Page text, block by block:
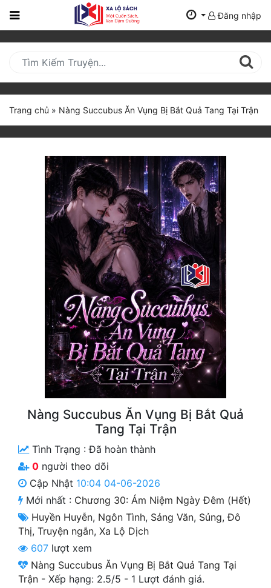
Trang
Mới
Cập
Nhật
(current)
Truyện Mới Ra
Truyện Convert
Truyện Nhập Môn
Truyện ngắn
Cung Đấu
Cạnh Kỹ
Cổ Tiên Hiệp
Cổ Đại
Du Hí
Đăng nhập
Trang chủ » Nàng Succubus Ăn Vụng Bị Bắt Quả Tang Tại Trận
Nàng Succubus Ăn Vụng Bị Bắt Quả
Tang Tại Trận
Tình Trạng :Đã hoàn thành
0 người theo dõi
Cập Nhật 10:04 04-06-2026
Mới nhất : Chương 30: Ám Niệm Ngày Đêm (Hết)
Huyền Huyễn, Ngôn Tình, Sảng Văn, Sủng,Đô
Thị, Truyện ngắn, Xa Lộ Dịch
607 lượt xem
Nàng Succubus Ăn Vụng Bị Bắt Quả Tang Tại
Trận - Xếp hạng: 2.5/5 - 1 Lượt đánh giá.